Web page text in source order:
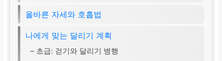
올바른 자세와 호흡법
나에게 맞는 달리기 계획
– 초급: 걷기와 달리기 병행